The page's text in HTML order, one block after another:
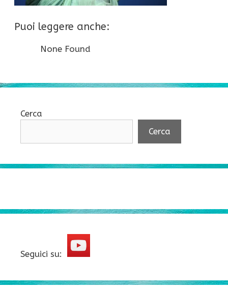
Puoi leggere anche:
None Found
Cerca
Cerca
Seguici su: